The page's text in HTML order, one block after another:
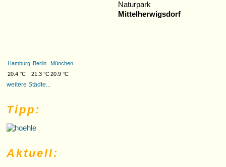
Naturpark
Mittelherwigsdorf
Hamburg Berlin
München
20.4 °C
21.3 °C 20.9 °C
weitere Städte...
Tipp:
Aktuell: